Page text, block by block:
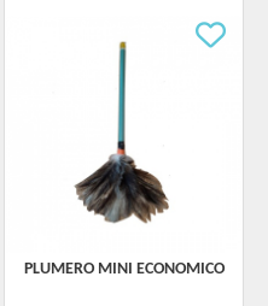
PLUMERO MINI ECONOMICO